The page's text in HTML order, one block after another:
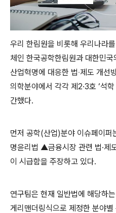
우리 한림원을 비롯해 우리나라
체인 한국공학한림원과 대한민
산업혁명에 대응한 법‧제도 개선
의학분야에서 각각 제2·3호 ‘석
간했다.
먼저 공학(산업)분야 이슈페이
명윤리법 ▲금융시장 관련 법·제
이 시급함을 주장하고 있다.
연구팀은 현재 일반법에 해당하
게리맨더링식으로 제정한 분야